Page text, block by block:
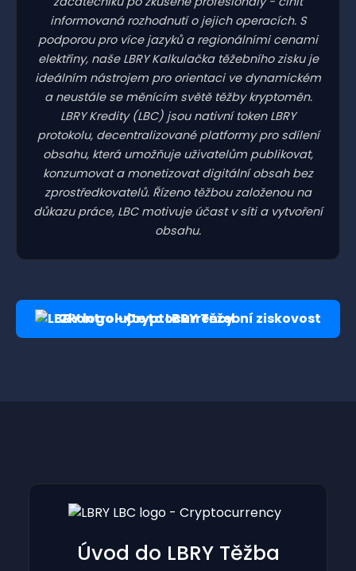
informovaná rozhodnutí o jejich operacích. S
podporou pro více jazyků a regionálními cenami
elektřiny, naše LBRY Kalkulačka těžebního zisku je
ideálním nástrojem pro orientaci ve dynamickém
a neustále se měnícím světě těžby kryptoměn.
LBRY Kredity (LBC) jsou nativní token LBRY
protokolu, decentralizované platformy pro sdílení
obsahu, která umožňuje uživatelům publikovat,
konzumovat a monetizovat digitální obsah bez
zprostředkovatelů. Řízeno těžbou založenou na
důkazu práce, LBC motivuje účast v síti a vytvoření
obsahu.
Zkontrolujte to LBRY Těžební ziskovost
Úvod do LBRY Těžba